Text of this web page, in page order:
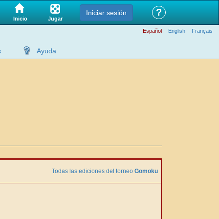
Inicio Jugar
Iniciar sesión ?
Español English Français
Ayuda
Todas las ediciones del torneo Gomoku